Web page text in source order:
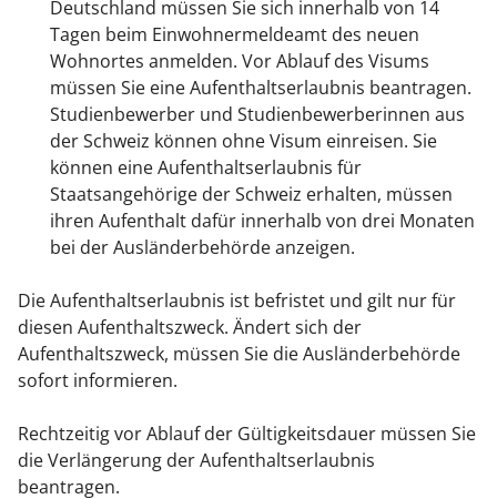
Deutschland müssen Sie sich innerhalb von 14
Tagen beim Einwohnermeldeamt des neuen
Wohnortes anmelden. Vor Ablauf des Visums
müssen Sie eine Aufenthaltserlaubnis beantragen.
Studienbewerber und Studienbewerberinnen aus
der Schweiz können ohne Visum einreisen. Sie
können eine Aufenthaltserlaubnis für
Staatsangehörige der Schweiz erhalten, müssen
ihren Aufenthalt dafür innerhalb von drei Monaten
bei der Ausländerbehörde anzeigen.
Die Aufenthaltserlaubnis ist befristet und gilt nur für
diesen Aufenthaltszweck. Ändert sich der
Aufenthaltszweck, müssen Sie die Ausländerbehörde
sofort informieren.
Rechtzeitig vor Ablauf der Gültigkeitsdauer müssen Sie
die Verlängerung der Aufenthaltserlaubnis
beantragen.